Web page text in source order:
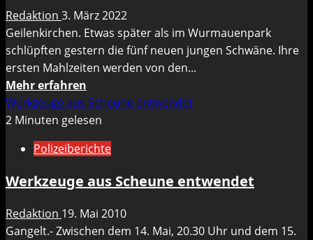
Täter
nutzte
Hilfsbereitschaft
schamlos
Redaktion 3. März 2022
Geilenkirchen. Etwas später als im Wurmauenpark
schlüpften gestern die fünf neuen jungen Schwäne. Ihre
ersten Mahlzeiten werden von den...
Mehr erfahren
Informationen
über
Schwan-
in
Trips
geschlüpft
Werkzeuge aus Scheune entwendet
2 Minuten gelesen
Polizeiberichte
Werkzeuge aus Scheune entwendet
Redaktion 19. Mai 2010
Gangelt.- Zwischen dem 14. Mai, 20.30 Uhr und dem 15.